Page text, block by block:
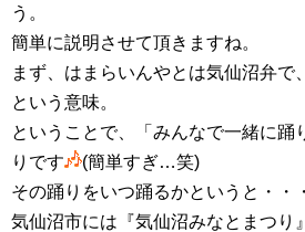
う。
簡単に説明させて頂きますね。
まず、はまらいんやとは気仙沼弁で
という意味。
ということで、「みんなで一緒に踊
りです
(簡単すぎ…笑)
その踊りをいつ踊るかというと・・
気仙沼市には『気仙沼みなとまつり
リンク
お問い合わせ